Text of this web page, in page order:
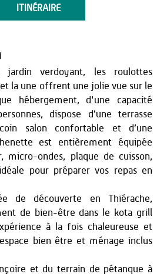
ITINÉRAIRE
jardin verdoyant, les roulottes
la une offrent une jolie vue sur le
hébergement, d'une capacité
dispose d’une terrasse
salon confortable et d’une
est entièrement équipée
micro-ondes, plaque de cuisson,
pour préparer vos repas en
de découverte en Thiérache,
de bien-être dans le kota grill
à la fois chaleureuse et
bien être et ménage inclus
et du terrain de pétanque à